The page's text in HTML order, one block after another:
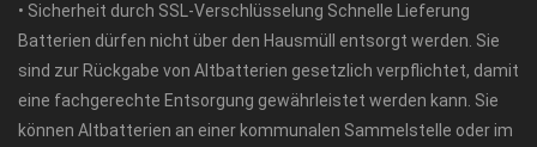
• Sicherheit durch SSL-Verschlüsselung Schnelle Lieferung
Batterien dürfen nicht über den Hausmüll entsorgt werden. Sie
sind zur Rückgabe von Altbatterien gesetzlich verpflichtet, damit
eine fachgerechte Entsorgung gewährleistet werden kann. Sie
können Altbatterien an einer kommunalen Sammelstelle oder im